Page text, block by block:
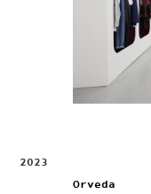
2023
Orveda